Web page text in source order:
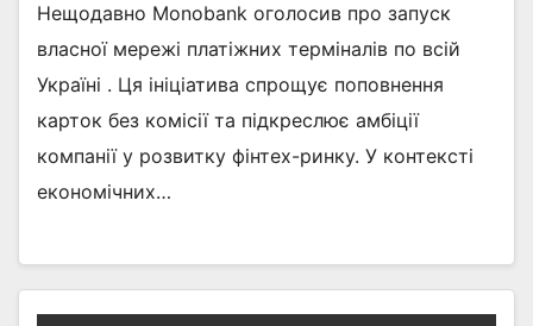
Нещодавно Monobank оголосив про запуск
власної мережі платіжних терміналів по всій
Україні . Ця ініціатива спрощує поповнення
карток без комісії та підкреслює амбіції
компанії у розвитку фінтех-ринку. У контексті
економічних…